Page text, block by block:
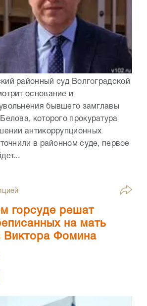
районный суд Волгоградской
основание и
бывшего замглавы
которого прокуратура
антикоррупционных
в районном суде, первое
горсуде решат
на мать
Виктора Фомина